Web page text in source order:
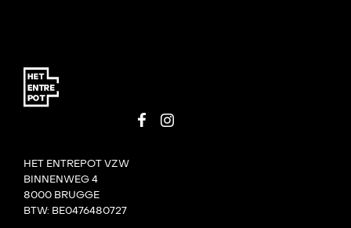
HET ENTREPOT VZW
BINNENWEG 4
8000 BRUGGE
BTW: BE0476480727